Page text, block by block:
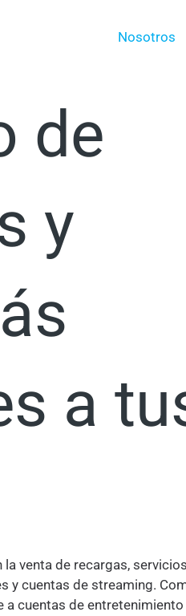
Nosotros
tu
de
y
a
venta de recargas,
y cuentas de streaming.
a cuentas de